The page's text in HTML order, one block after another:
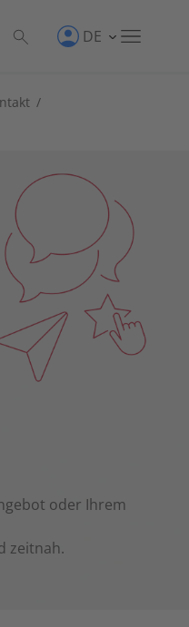
DE
/
oder Ihrem
zeitnah.